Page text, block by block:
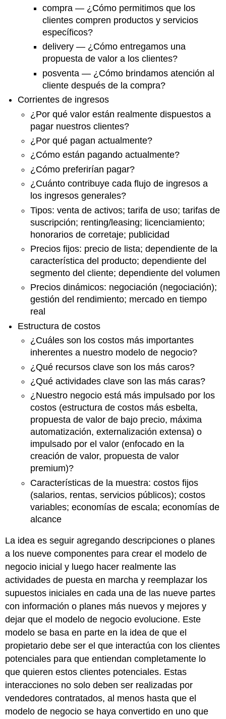
compra — ¿Cómo permitimos que los
clientes compren productos y servicios
específicos?
delivery — ¿Cómo entregamos una
propuesta de valor a los clientes?
posventa — ¿Cómo brindamos atención al
cliente después de la compra?
Corrientes de ingresos
¿Por qué valor están realmente dispuestos a
pagar nuestros clientes?
¿Por qué pagan actualmente?
¿Cómo están pagando actualmente?
¿Cómo preferirían pagar?
¿Cuánto contribuye cada flujo de ingresos a
los ingresos generales?
Tipos: venta de activos; tarifa de uso; tarifas de
suscripción; renting/leasing; licenciamiento;
honorarios de corretaje; publicidad
Precios fijos: precio de lista; dependiente de la
característica del producto; dependiente del
segmento del cliente; dependiente del volumen
Precios dinámicos: negociación (negociación);
gestión del rendimiento; mercado en tiempo
real
Estructura de costos
¿Cuáles son los costos más importantes
inherentes a nuestro modelo de negocio?
¿Qué recursos clave son los más caros?
¿Qué actividades clave son las más caras?
¿Nuestro negocio está más impulsado por los
costos (estructura de costos más esbelta,
propuesta de valor de bajo precio, máxima
automatización, externalización extensa) o
impulsado por el valor (enfocado en la
creación de valor, propuesta de valor
premium)?
Características de la muestra: costos fijos
(salarios, rentas, servicios públicos); costos
variables; economías de escala; economías de
alcance
La idea es seguir agregando descripciones o planes
a los nueve componentes para crear el modelo de
negocio inicial y luego hacer realmente las
actividades de puesta en marcha y reemplazar los
supuestos iniciales en cada una de las nueve partes
con información o planes más nuevos y mejores y
dejar que el modelo de negocio evolucione. Este
modelo se basa en parte en la idea de que el
propietario debe ser el que interactúa con los clientes
potenciales para que entiendan completamente lo
que quieren estos clientes potenciales. Estas
interacciones no solo deben ser realizadas por
vendedores contratados, al menos hasta que el
modelo de negocio se haya convertido en uno que